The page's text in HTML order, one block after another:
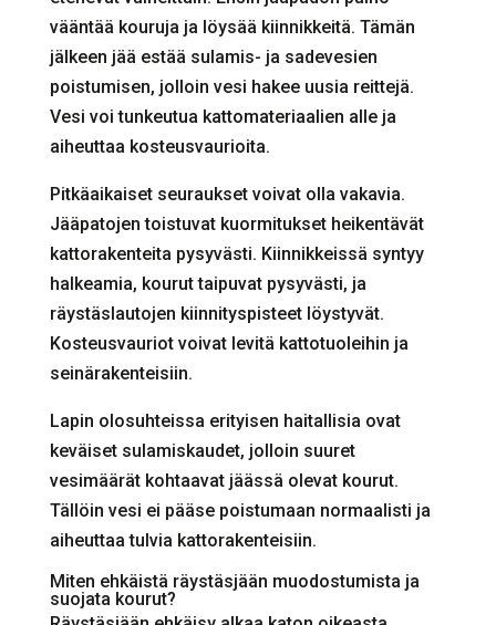
vääntää kouruja ja löysää kiinnikkeitä. Tämän
jälkeen jää estää sulamis- ja sadevesien
poistumisen, jolloin vesi hakee uusia reittejä.
Vesi voi tunkeutua kattomateriaalien alle ja
aiheuttaa kosteusvaurioita.
Pitkäaikaiset seuraukset voivat olla vakavia.
Jääpatojen toistuvat kuormitukset heikentävät
kattorakenteita pysyvästi. Kiinnikkeissä syntyy
halkeamia, kourut taipuvat pysyvästi, ja
räystäslautojen kiinnityspisteet löystyvät.
Kosteusvauriot voivat levitä kattotuoleihin ja
seinärakenteisiin.
Lapin olosuhteissa erityisen haitallisia ovat
keväiset sulamiskaudet, jolloin suuret
vesimäärät kohtaavat jäässä olevat kourut.
Tällöin vesi ei pääse poistumaan normaalisti ja
aiheuttaa tulvia kattorakenteisiin.
Miten ehkäistä räystäsjään muodostumista ja
suojata kourut?